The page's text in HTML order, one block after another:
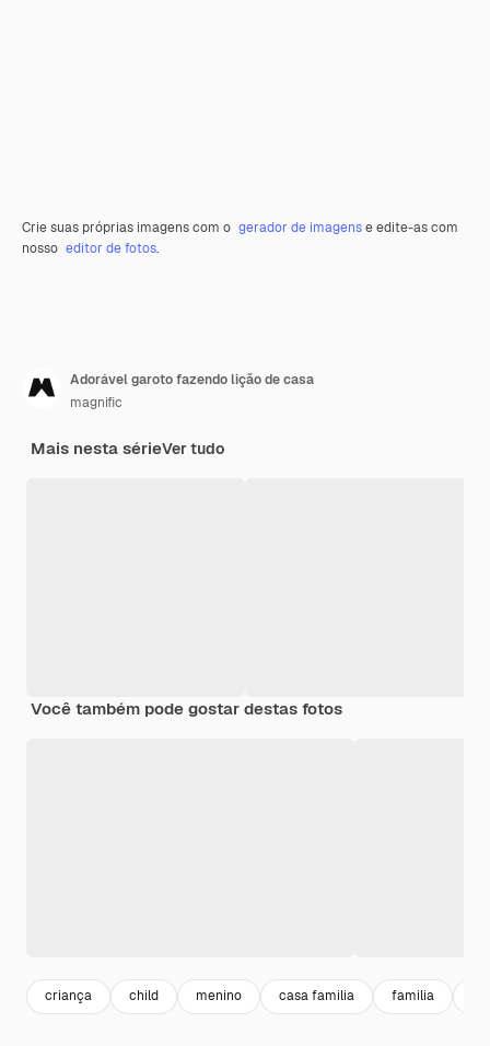
Crie suas próprias imagens com o gerador de imagense edite-as com
nosso editor de fotos.
Adorável garoto fazendo lição de casa
magnific
Mais nesta sérieVer tudo
Você também pode gostar destas fotos
criança child menino casa familia familia